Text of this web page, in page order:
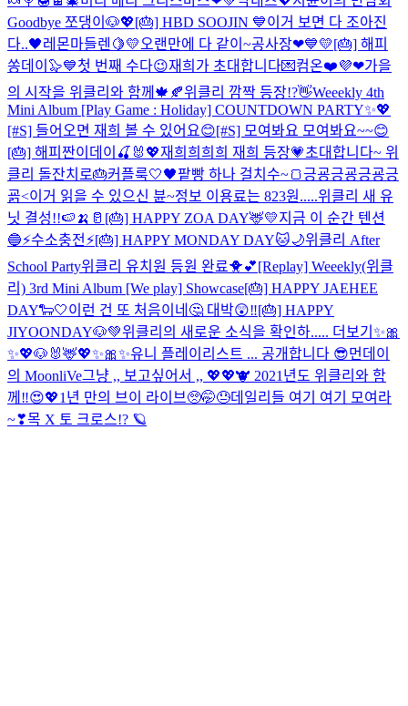
Goodbye 쪼댕이🐶💖[🎂] HBD SOOJIN 💙이거 보면 다 조아진
다..🖤레몬마들렌🍋💛 오랜만에 다 같이~공사장❤💙💛[🎂] 해피
쏭데이🦭💙첫 번째 수다😉재희가 초대합니다💌컴온❤️💜❤가을
의 시작을 위클리와 함께🍁🍂위클리 깜짝 등장!?👋Weeekly 4th
Mini Album [Play Game : Holiday] COUNTDOWN PARTY✨💖
[#S] 들어오면 재희 볼 수 있어요😊[#S] 모여봐요 모여봐요~~😊
[🎂] 해피짠이데이🍒🐰💖재희희희희 재희 등장💗초대합니다~ 위
클리 돌잔치로🎂커플룩🤍🖤팥빵 하나 걸치수~🍞긍굥긍굥긍굥긍
굙<이거 읽을 수 있으신 뷴~정보 이용료는 823원.....위클리 새 유
닛 결성!!🍉🍌🥛 [🎂] HAPPY ZOA DAY🦌💛지금 이 순간 텐션
🔵⚡️수소충전⚡️[🎂] HAPPY MONDAY DAY🐱🌙위클리 After
School Party위클리 유치원 등원 완료🐥💕[Replay] Weeekly(위클
리) 3rd Mini Album [We play] Showcase[🎂] HAPPY JAEHEE
DAY🐑🤍이런 건 또 처음이네🤔 대박😲‼️[🎂] HAPPY
JIYOONDAY🐶💚위클리의 새로운 소식을 확인하..... 더보기 ✨🎀
✨💖🐶🐰🦌💖✨🎀✨유니 플레이리스트 ... 공개합니다 😎먼데이
의 MoonliVe그냥 ,, 보고싶어서 ,, 💖💖🐮 2021년도 위클리와 함
께‼️😍💖1년 만의 브이 라이브🥺🤭😓데일리들 여기 여기 모여라
~❣목 X 토 크로스!? 🪐